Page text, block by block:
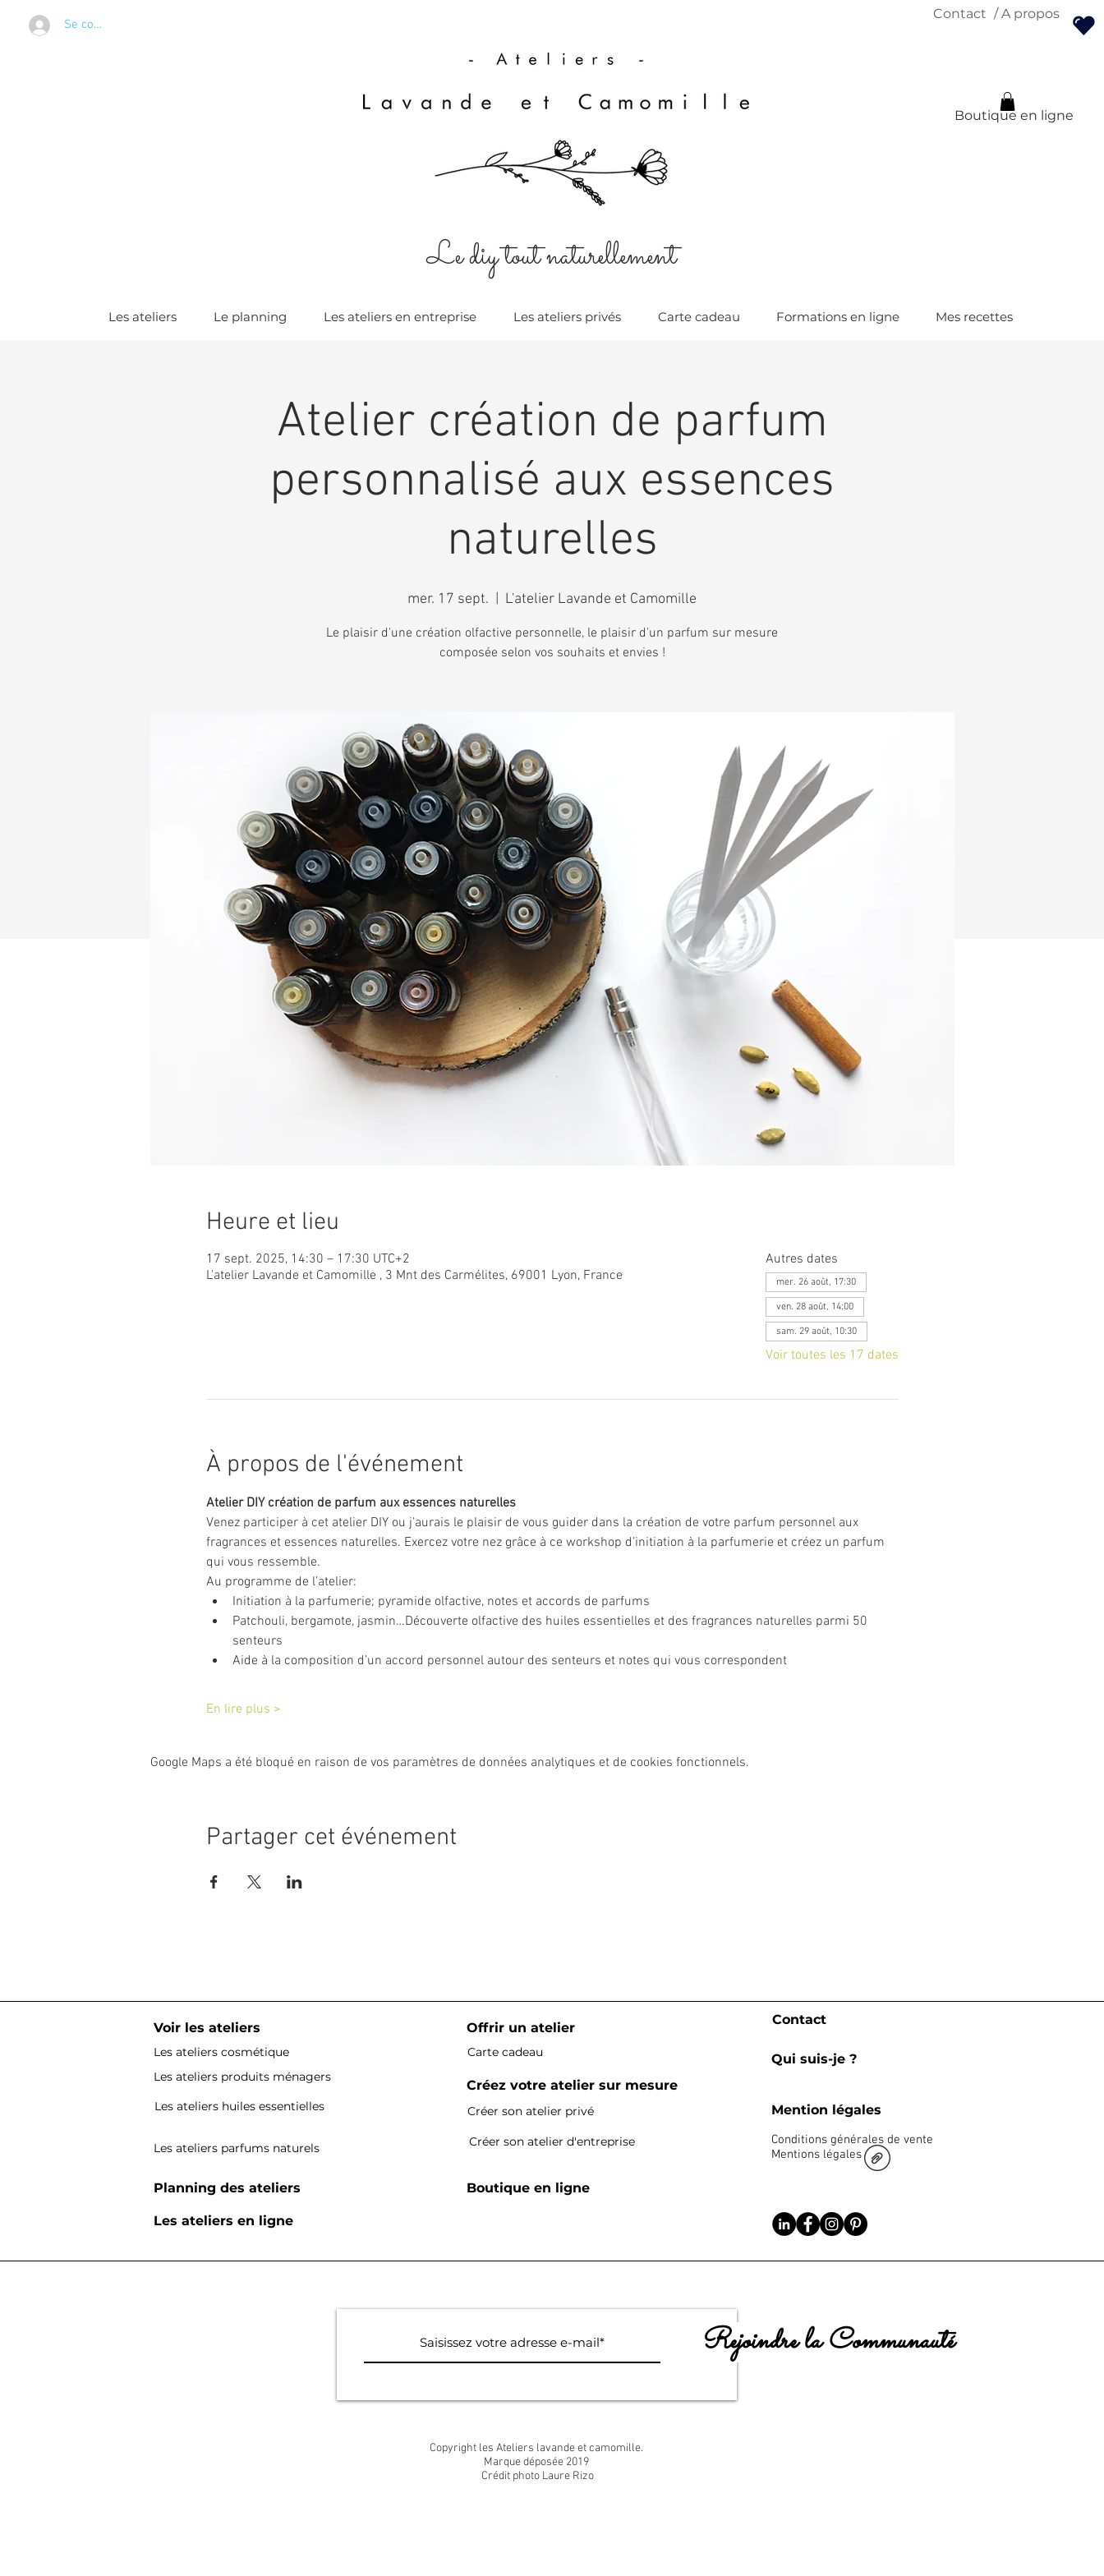
Se connecter
Contact / A propos
Boutique en ligne
Le diy tout naturellement
Les ateliers Le planning Les ateliers en entreprise Les ateliers privés Carte cadeau Formations en ligne Mes recettes
Atelier création de parfum
personnalisé aux essences
naturelles
mer. 17 sept. L'atelier Lavande et Camomille
Le plaisir d'une création olfactive personnelle, le plaisir d'un parfum sur mesure
composée selon vos souhaits et envies !
Heure et lieu
17 sept. 2025, 14:30 – 17:30 UTC+2
L'atelier Lavande et Camomille , 3 Mnt des Carmélites, 69001 Lyon, France
Autres dates
mer. 26 août, 17:30
ven. 28 août, 14:00
sam. 29 août, 10:30
Voir toutes les 17 dates
À propos de l'événement
Atelier DIY création de parfum aux essences naturelles
Venez participer à cet atelier DIY ou j’aurais le plaisir de vous guider dans la création de votre parfum personnel aux
fragrances et essences naturelles. Exercez votre nez grâce à ce workshop d’initiation à la parfumerie et créez un parfum
qui vous ressemble.
Au programme de l’atelier:
Initiation à la parfumerie; pyramide olfactive, notes et accords de parfums
Patchouli, bergamote, jasmin…Découverte olfactive des huiles essentielles et des fragrances naturelles parmi 50
senteurs
Aide à la composition d’un accord personnel autour des senteurs et notes qui vous correspondent
En lire plus >
Google Maps a été bloqué en raison de vos paramètres de données analytiques et de cookies fonctionnels.
Partager cet événement
Voir les ateliers
Les ateliers cosmétique
Les ateliers produits ménagers
Les ateliers huiles essentielles
Les ateliers parfums naturels
Planning des ateliers
Offrir un atelier
Carte cadeau
Créez votre atelier sur mesure
Créer son atelier privé
Créer son atelier d'entreprise
Boutique en ligne
Les ateliers en ligne
Contact
Qui suis-je ?
Mention légales
Conditions générales de vente
Mentions légales
Rejoindre la Communauté
Copyright les Ateliers lavande et camomille.
Marque déposée 2019
Crédit photo Laure Rizo